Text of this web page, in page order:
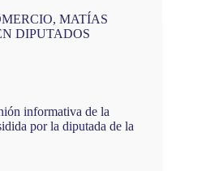
MATÍAS
DIPUTADOS
informativa de la
por la diputada de la